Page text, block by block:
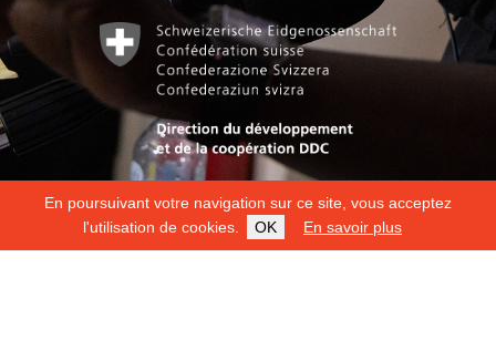
En poursuivant votre navigation sur ce site, vous acceptez
l'utilisation de cookies.
OK En savoir plus